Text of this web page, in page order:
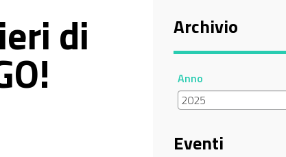
di Archivio
Anno
Eventi